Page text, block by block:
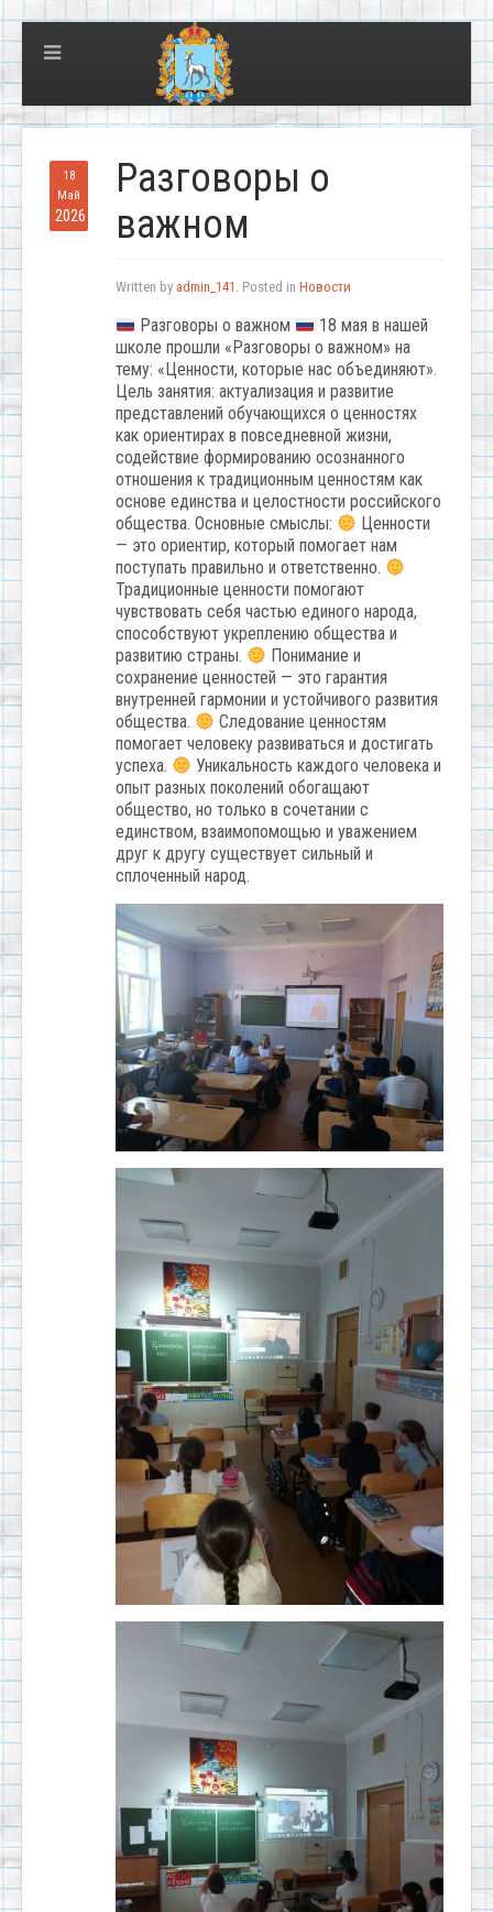
18
Май
2026
Разговоры о
важном
Written by admin_141 . Posted in Новости
Разговоры о важном
18 мая в нашей
школе прошли «Разговоры о важном» на
тему: «Ценности, которые нас объединяют».
Цель занятия: актуализация и развитие
представлений обучающихся о ценностях
как ориентирах в повседневной жизни,
содействие формированию осознанного
отношения к традиционным ценностям как
основе единства и целостности российского
общества. Основные смыслы:
Ценности
— это ориентир, который помогает нам
поступать правильно и ответственно.
Традиционные ценности помогают
чувствовать себя частью единого народа,
способствуют укреплению общества и
развитию страны.
Понимание и
сохранение ценностей — это гарантия
внутренней гармонии и устойчивого развития
общества.
Следование ценностям
помогает человеку развиваться и достигать
успеха.
Уникальность каждого человека и
опыт разных поколений обогащают
общество, но только в сочетании с
единством, взаимопомощью и уважением
друг к другу существует сильный и
сплоченный народ.